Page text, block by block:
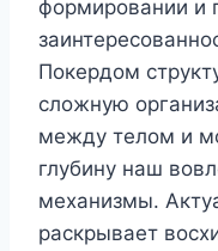
формировании и
Покердом
сложную
между телом и
глубину наш
механизмы.
раскрывает